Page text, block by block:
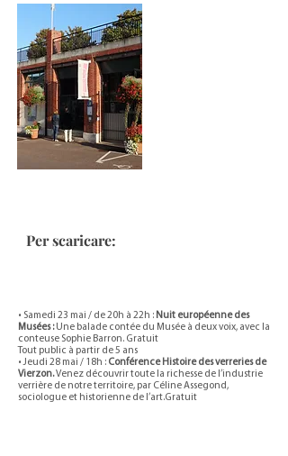
Per scaricare:
• Samedi 23 mai / de 20h à 22h : Nuit européenne des
Musées :Une balade contée du Musée à deux voix, avec la
conteuse Sophie Barron. Gratuit
Tout public à partir de 5 ans
• Jeudi 28 mai / 18h : Conférence Histoire des verreries de
Vierzon.Venez découvrir toute la richesse de l’industrie
verrière de notre territoire, par Céline Assegond,
sociologue et historienne de l’art.Gratuit